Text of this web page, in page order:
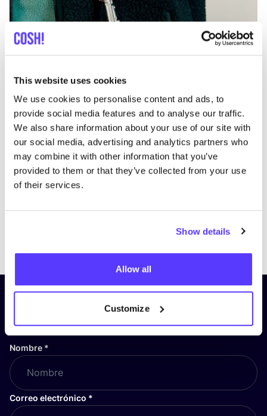
This website uses cookies
We use cookies to personalise content and ads, to
provide social media features and to analyse our traffic.
We also share information about your use of our site with
our social media, advertising and analytics partners who
may combine it with other information that you’ve
provided to them or that they’ve collected from your use
of their services.
Show details
Allow all
Customize
PreviousNext
¡Suscríbete a nuestro boletín
y mantente informado!
Nombre *
Correo electrónico *